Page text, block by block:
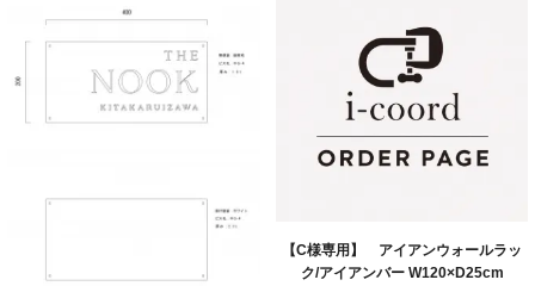
【C様専用】 アイアンウォールラッ
ク/アイアンバー W120×D25cm